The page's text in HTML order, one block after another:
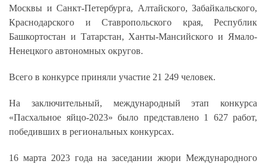
Москвы и Санкт-Петербурга, Алтайского, Забайкальского,
Краснодарского и Ставропольского края, Республик
Башкортостан и Татарстан, Ханты-Мансийского и Ямало-
Ненецкого автономных округов.
Всего в конкурсе приняли участие 21 249 человек.
На заключительный, международный этап конкурса
«Пасхальное яйцо-2023» было представлено 1 627 работ,
победивших в региональных конкурсах.
16 марта 2023 года на заседании жюри Международного